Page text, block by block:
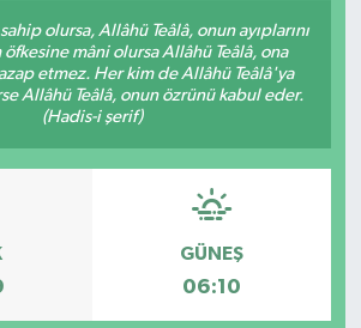
olursa, Allâhü Teâlâ, onun ayıplarını
mâni olursa Allâhü Teâlâ, ona
etmez. Her kim de Allâhü Teâlâ'ya
Allâhü Teâlâ, onun özrünü kabul eder.
(Hadis-i şerif)
GÜNEŞ
06:10